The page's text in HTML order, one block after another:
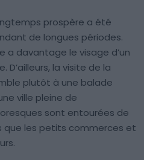
prospère a été
de longues périodes.
a davantage le visage d’un
D’ailleurs, la visite de la
plutôt à une balade
ville pleine de
sont entourées de
que les petits commerces et